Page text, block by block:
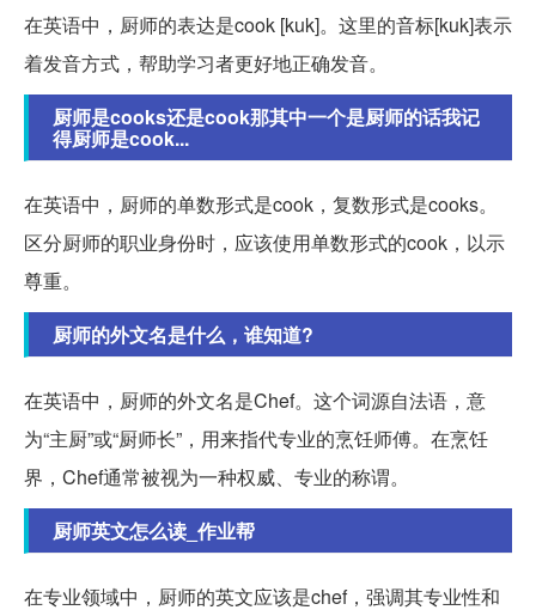
在英语中，厨师的表达是cook [kuk]。这里的音标[kuk]表示
着发音方式，帮助学习者更好地正确发音。
厨师是cooks还是cook那其中一个是厨师的话我记
得厨师是cook...
在英语中，厨师的单数形式是cook，复数形式是cooks。
区分厨师的职业身份时，应该使用单数形式的cook，以示
尊重。
厨师的外文名是什么，谁知道?
在英语中，厨师的外文名是Chef。这个词源自法语，意
为“主厨”或“厨师长”，用来指代专业的烹饪师傅。在烹饪
界，Chef通常被视为一种权威、专业的称谓。
厨师英文怎么读_作业帮
在专业领域中，厨师的英文应该是chef，强调其专业性和